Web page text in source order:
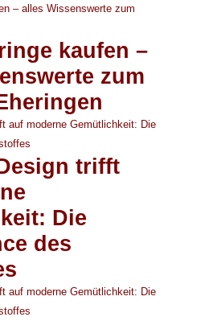
kaufen –
zum
trifft
Die
des